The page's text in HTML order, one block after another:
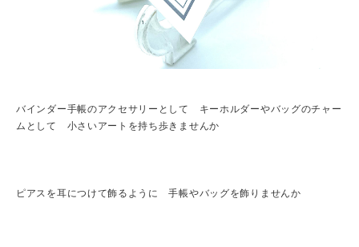
バインダー手帳のアクセサリーとして キーホルダーやバッグのチャー
ムとして 小さいアートを持ち歩きませんか
ピアスを耳につけて飾るように 手帳やバッグを飾りませんか